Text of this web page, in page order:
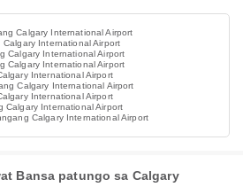
Calgary International Airport
International Airport
Calgary International Airport
Calgary International Airport
International Airport
Calgary International Airport
International Airport
Calgary International Airport
Calgary International Airport
Bansa patungo sa Calgary